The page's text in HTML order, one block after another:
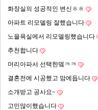
화장실의 성공적인 변신ㅎㅎ
아파트 리모델링 잘했습니다
노을욕실에서 리모델링했습니다
추천합니다
머리아파서 선택한뎈ㅋㅋ
결혼전에 시공했고 맘에듭니다
소개받고 공사요~
고민많이했습니다